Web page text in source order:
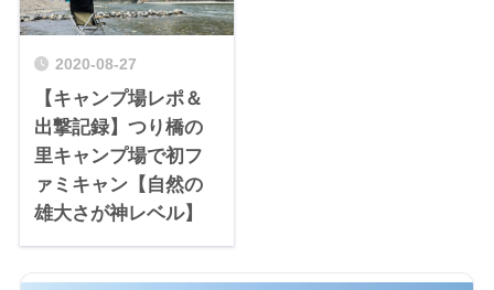
2020-08-27
【キャンプ場レポ＆
出撃記録】つり橋の
里キャンプ場で初フ
ァミキャン【自然の
雄大さが神レベル】